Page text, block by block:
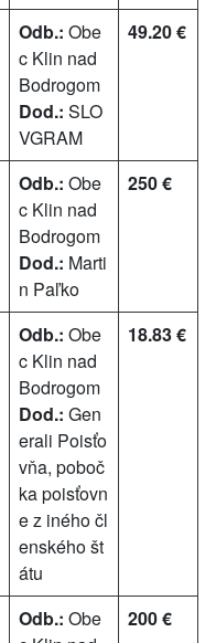
Odb.: Obe
c Klin nad
Bodrogom
Dod.: SLO
VGRAM
49.20 €
Odb.: Obe
c Klin nad
Bodrogom
Dod.: Marti
n Paľko
250 €
Odb.: Obe
c Klin nad
Bodrogom
Dod.: Gen
erali Poisťo
vňa, poboč
ka poisťovn
e z iného čl
enského št
átu
18.83 €
Odb.: Obe
200 €